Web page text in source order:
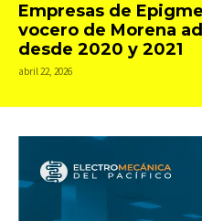
Empresas de
vocero de Morena
desde 2020 y 2021
abril 22, 2026